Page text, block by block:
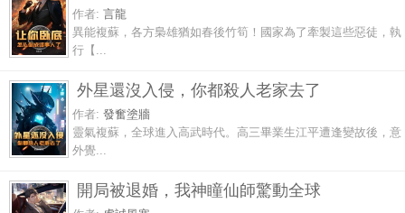
作者: 言龍
異能複蘇，各方梟雄猶如春後竹筍！國家為了牽製這些惡徒，執
行【...
外星還沒入侵，你都殺人老家去了
作者: 發奮塗牆
靈氣複蘇，全球進入高武時代。高三畢業生江平遭逢變故後，意
外覺...
開局被退婚，我神瞳仙師驚動全球